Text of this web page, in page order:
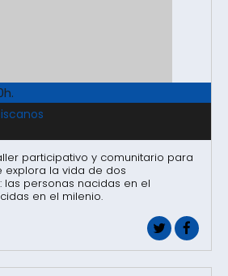
participativo y comunitario para
explora la vida de dos
las personas nacidas en el
en el milenio.